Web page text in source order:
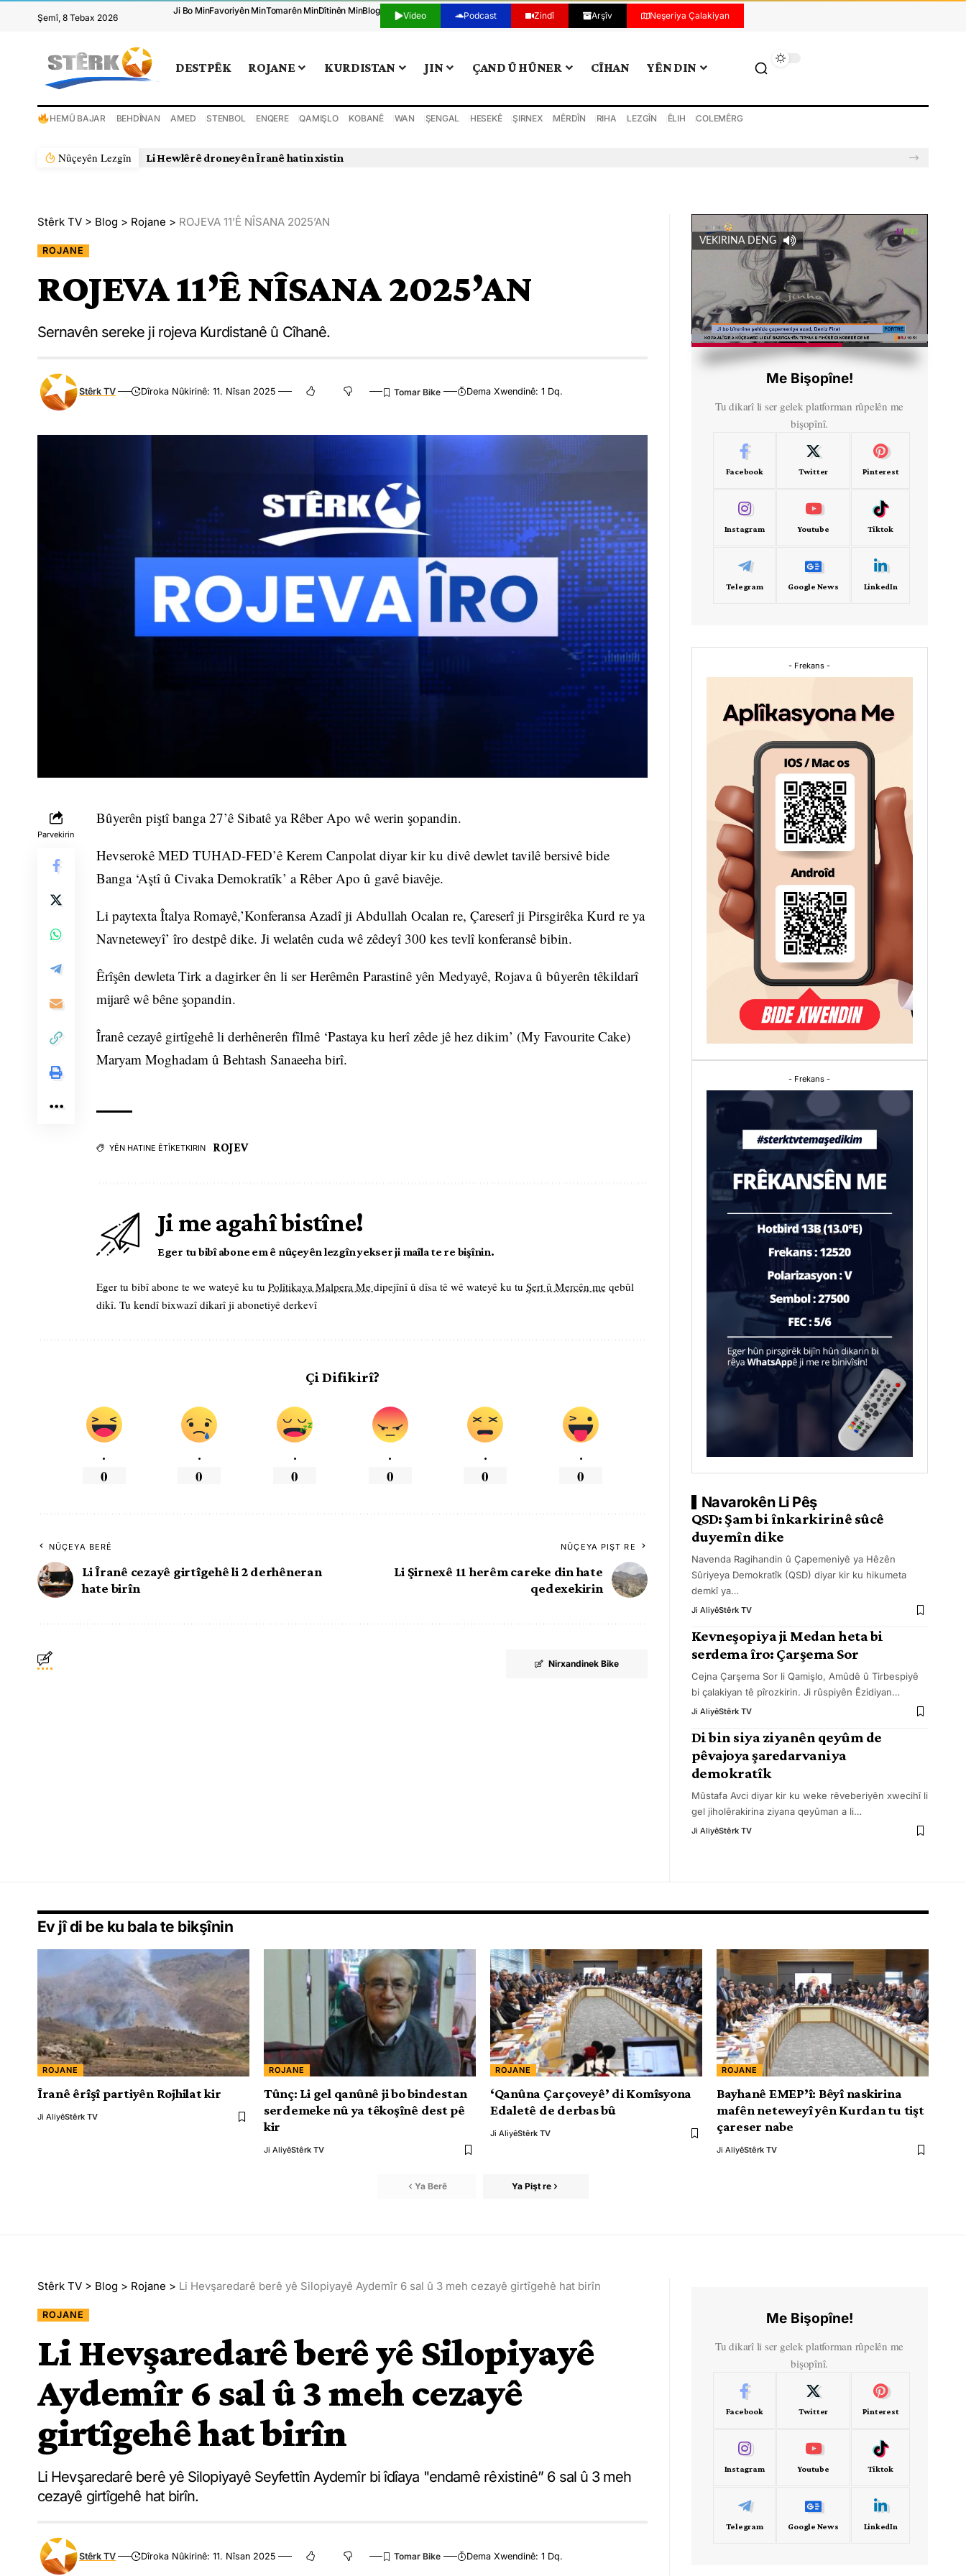
Şemî, 8 Tebax 2026
Ji Bo MinFavoriyên MinTomarên MinDîtinên MinBlog Video Podcast Zindî Arşîv Neşeriya Çalakiyan
DESTPÊK ROJANE KURDISTAN JIN ÇAND Û HÛNER CÎHAN YÊN DIN
HEMÛ BAJAR BEHDÎNAN AMED STENBOL ENQERE QAMIŞLO KOBANÊ WAN ŞENGAL HESEKÊ ŞIRNEX MÊRDÎN RIHA LEZGÎN ÊLIH COLEMÊRG
Nûçeyên Lezgîn Li Hewlêrê droneyên Îranê hatin xistin
Stêrk TV > Blog > Rojane > ROJEVA 11’Ê NÎSANA 2025’AN
ROJANE
ROJEVA 11’Ê NÎSANA 2025’AN
Sernavên sereke ji rojeva Kurdistanê û Cîhanê.
Stêrk TV Dîroka Nûkirinê: 11. Nîsan 2025 Dema Xwendinê: 1 Dq.
Parvekirin
Bûyerên piştî banga 27’ê Sibatê ya Rêber Apo wê werin şopandin.
Hevserokê MED TUHAD-FED’ê Kerem Canpolat diyar kir ku divê dewlet tavilê bersivê bide
Banga ‘Aştî û Civaka Demokratîk’ a Rêber Apo û gavê biavêje.
Li paytexta Îtalya Romayê,’Konferansa Azadî ji Abdullah Ocalan re, Çareserî ji Pirsgirêka Kurd re ya
Navneteweyî’ îro destpê dike. Ji welatên cuda wê zêdeyî 300 kes tevlî konferansê bibin.
Êrîşên dewleta Tirk a dagirker ên li ser Herêmên Parastinê yên Medyayê, Rojava û bûyerên têkildarî
mijarê wê bêne şopandin.
Îranê cezayê girtîgehê li derhênerên fîlmê ‘Pastaya ku herî zêde jê hez dikim’ (My Favourite Cake)
Maryam Moghadam û Behtash Sanaeeha birî.
YÊN HATINE ÊTÎKETKIRIN ROJEV
Ji me agahî bistîne!
Eger tu bibî abone em ê nûçeyên lezgîn yekser ji maîla te re bişînin.
Eger tu bibî abone te we wateyê ku tu Polîtikaya Malpera Me dipejînî û dîsa tê wê wateyê ku tu Şert û Mercên me qebûl
dikî. Tu kendî bixwazî dikarî ji abonetiyê derkevî
Çi Difikirî?
.
0
.
0
.
0
.
0
.
0
.
0
NÛÇEYA BERÊ
Li Îranê cezayê girtîgehê li 2 derhêneran
hate birîn
NÛÇEYA PIŞT RE
Li Şirnexê 11 herêm careke din hate
qedexekirin
Nirxandinek Bike
VEKIRINA DENG
Me Bişopîne!
Tu dikarî li ser gelek platforman rûpelên me
bişopînî.
Facebook Twitter Pinterest
Instagram Youtube Tiktok
Telegram Google News LinkedIn
- Frekans -
- Frekans -
Navarokên Li Pêş
QSD: Şam bi înkarkirinê sûcê
duyemîn dike
Navenda Ragihandin û Çapemeniyê ya Hêzên
Sûriyeya Demokratîk (QSD) diyar kir ku hikumeta
demkî ya…
Ji AliyêStêrk TV
Kevneşopiya ji Medan heta bi
serdema îro: Çarşema Sor
Cejna Çarşema Sor li Qamişlo, Amûdê û Tirbespiyê
bi çalakiyan tê pîrozkirin. Ji rûspiyên Êzidiyan…
Ji AliyêStêrk TV
Di bin siya ziyanên qeyûm de
pêvajoya şaredarvaniya
demokratîk
Mûstafa Avci diyar kir ku weke rêveberiyên xwecihî li
gel jiholêrakirina ziyana qeyûman a li…
Ji AliyêStêrk TV
Ev jî di be ku bala te bikşînin
ROJANE
Îranê êrîşî partiyên Rojhilat kir
Ji AliyêStêrk TV
ROJANE
Tûnç: Li gel qanûnê ji bo bindestan
serdemeke nû ya têkoşînê dest pê
kir
Ji AliyêStêrk TV
ROJANE
‘Qanûna Çarçoveyê’ di Komîsyona
Edaletê de derbas bû
Ji AliyêStêrk TV
ROJANE
Bayhanê EMEP’î: Bêyî naskirina
mafên neteweyî yên Kurdan tu tişt
çareser nabe
Ji AliyêStêrk TV
Ya Berê Ya Pişt re
Stêrk TV > Blog > Rojane > Li Hevşaredarê berê yê Silopiyayê Aydemîr 6 sal û 3 meh cezayê girtîgehê hat birîn
ROJANE
Li Hevşaredarê berê yê Silopiyayê
Aydemîr 6 sal û 3 meh cezayê
girtîgehê hat birîn
Li Hevşaredarê berê yê Silopiyayê Seyfettîn Aydemîr bi îdîaya "endamê rêxistinê” 6 sal û 3 meh
cezayê girtîgehê hat birîn.
Stêrk TV Dîroka Nûkirinê: 11. Nîsan 2025 Dema Xwendinê: 1 Dq.
Me Bişopîne!
Tu dikarî li ser gelek platforman rûpelên me
bişopînî.
Facebook Twitter Pinterest
Instagram Youtube Tiktok
Telegram Google News LinkedIn